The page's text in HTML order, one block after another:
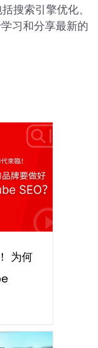
搜索引擎优化、
习和分享最新的
为何